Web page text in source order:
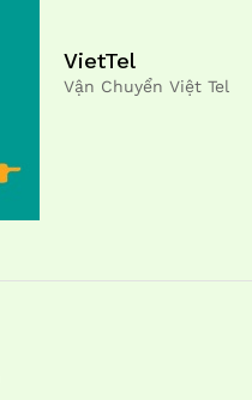
VietTel
Vận Chuyển Việt Tel